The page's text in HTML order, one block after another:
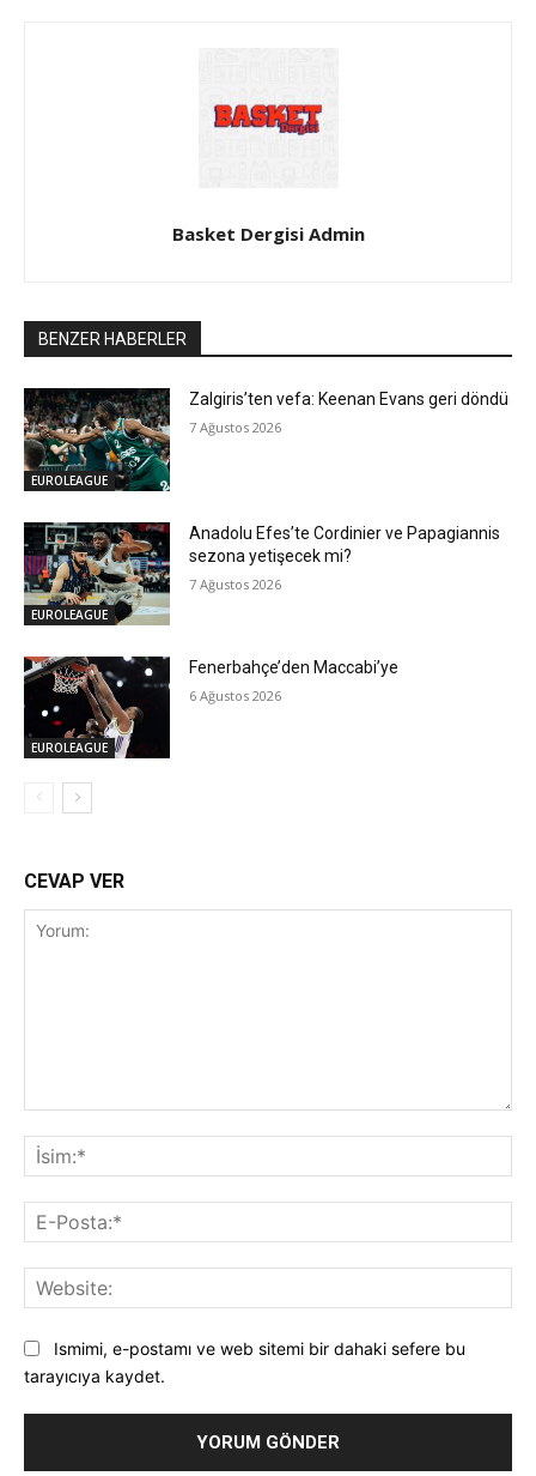
Basket Dergisi Admin
BENZER HABERLER
EUROLEAGUE
Zalgiris’ten vefa: Keenan Evans geri döndü
7 Ağustos 2026
EUROLEAGUE
Anadolu Efes’te Cordinier ve Papagiannis
sezona yetişecek mi?
7 Ağustos 2026
EUROLEAGUE
Fenerbahçe’den Maccabi’ye
6 Ağustos 2026
CEVAP VER
Ismimi, e-postamı ve web sitemi bir dahaki sefere bu
tarayıcıya kaydet.